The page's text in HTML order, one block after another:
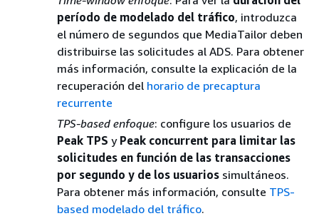
período de modelado del tráfico, introduzca
el número de segundos que MediaTailor deben
distribuirse las solicitudes al ADS. Para obtener
más información, consulte la explicación de la
recuperación del horario de precaptura
recurrente
TPS-based enfoque: configure los usuarios de
Peak TPS y Peak concurrent para limitar las
solicitudes en función de las transacciones
por segundo y de los usuarios simultáneos.
Para obtener más información, consulte TPS-
based modelado del tráfico.